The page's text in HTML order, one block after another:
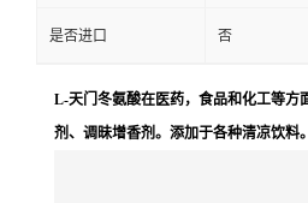
是否进口 否
L-天门冬氨酸在医药，食品和化工等方
剂、调昧增香剂。添加于各种清凉饮料